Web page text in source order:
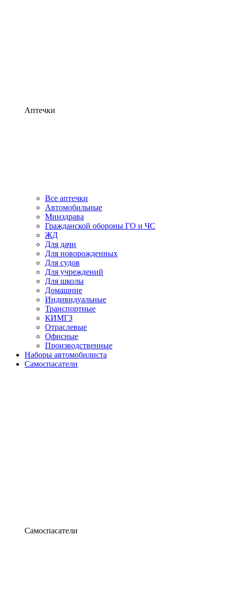
Аптечки
Все аптечки
Автомобильные
Минздрава
Гражданской обороны ГО и ЧС
ЖД
Для дачи
Для новорожденных
Для судов
Для учреждений
Для школы
Домашние
Индивидуальные
Транспортные
КИМГЗ
Отраслевые
Офисные
Производственные
Наборы автомобилиста
Самоспасатели
Самоспасатели